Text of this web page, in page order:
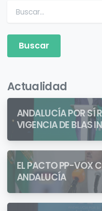
Buscar:
Actualidad
ANDALUCÍA POR SÍ
VIGENCIA DE BLAS
QUIENES
IDENTIDAD
EL PACTO PP-VOX
ANDALUCÍA